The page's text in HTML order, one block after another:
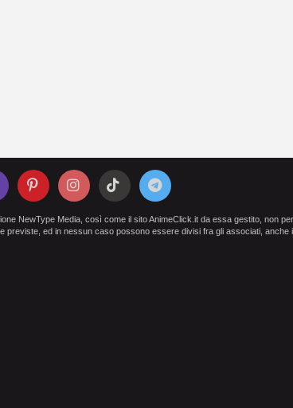
NewType Media, così come il sito AnimeClick.it da essa gestito, non
ed in nessun caso possono essere divisi fra gli associati, anche